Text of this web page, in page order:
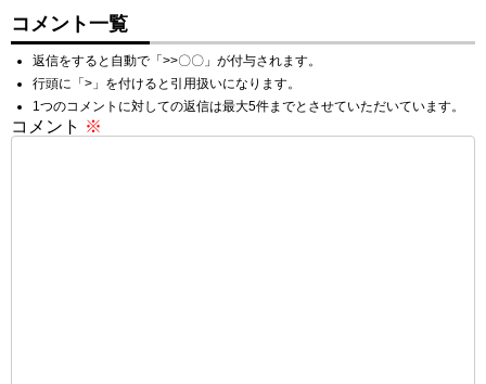
コメント一覧
返信をすると自動で「>>〇〇」が付与されます。
行頭に「>」を付けると引用扱いになります。
1つのコメントに対しての返信は最大5件までとさせていただいています。
コメント ※